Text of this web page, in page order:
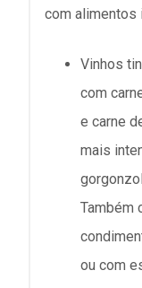
com alimentos
Vinhos
com
e carne
mais
Também
ou com